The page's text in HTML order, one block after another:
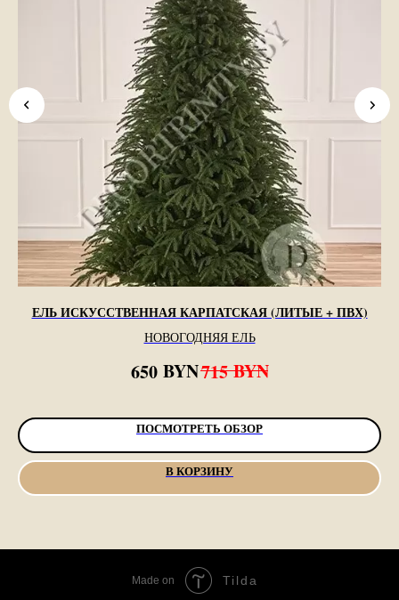
ЕЛЬ ИСКУССТВЕННАЯ КАРПАТСКАЯ (ЛИТЫЕ + ПВХ)
НОВОГОДНЯЯ ЕЛЬ
650 BYN715 BYN
ПОСМОТРЕТЬ ОБЗОР
В КОРЗИНУ
Made on Tilda